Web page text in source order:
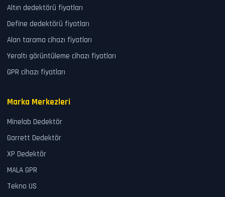
Altın dedektörü fiyatları
Define dedektörü fiyatları
Alan tarama cihazı fiyatları
Yeraltı görüntüleme cihazı fiyatları
GPR cihazı fiyatları
Marka Merkezleri
Minelab Dedektör
Garrett Dedektör
XP Dedektör
MALA GPR
Tekno US